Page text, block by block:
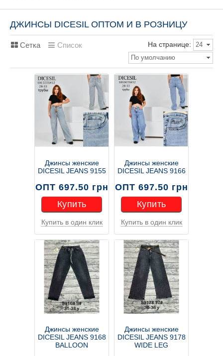
ДЖИНСЫ DICESIL ОПТОМ И В РОЗНИЦУ
Сетка Список На странице:
24
По умолчанию
Джинсы женские
DICESIL JEANS 9155
ОПТ 697.50 грн
Купить
Купить
Купить в один клик
Джинсы женские
DICESIL JEANS 9166
ОПТ 697.50 грн
Купить
Купить
Купить в один клик
Джинсы женские
DICESIL JEANS 9168
BALLOON
Джинсы женские
DICESIL JEANS 9178
WIDE LEG